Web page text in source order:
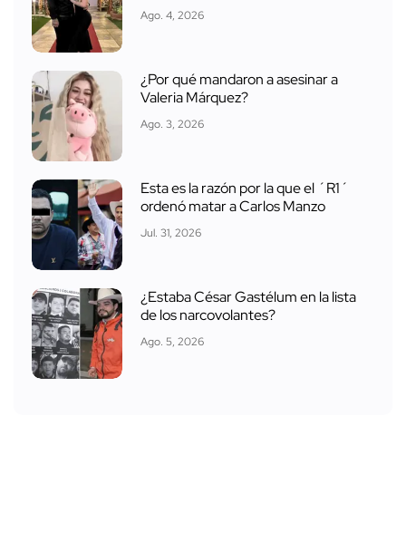
Ago. 4, 2026
¿Por qué mandaron a asesinar a
Valeria Márquez?
Ago. 3, 2026
Esta es la razón por la que el ´R1´
ordenó matar a Carlos Manzo
Jul. 31, 2026
¿Estaba César Gastélum en la lista
de los narcovolantes?
Ago. 5, 2026